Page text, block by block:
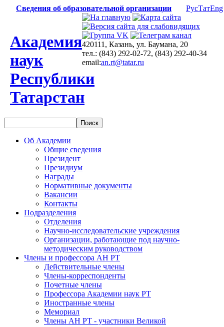
Сведения об образовательной организации РусТатEng
Академия
наук
Республики
Татарстан
420111, Казань, ул. Баумана, 20
тел.: (843) 292-02-72, (843) 292-40-34
email:an.rt@tatar.ru
Об Академии
Общие сведения
Президент
Президиум
Награды
Нормативные документы
Вакансии
Контакты
Подразделения
Отделения
Научно-исследовательские учреждения
Организации, работающие под научно-
методическим руководством
Члены и профессора АН РТ
Действительные члены
Члены-корреспонденты
Почетные члены
Профессора Академии наук РТ
Иностранные члены
Мемориал
Члены АН РТ - участники Великой